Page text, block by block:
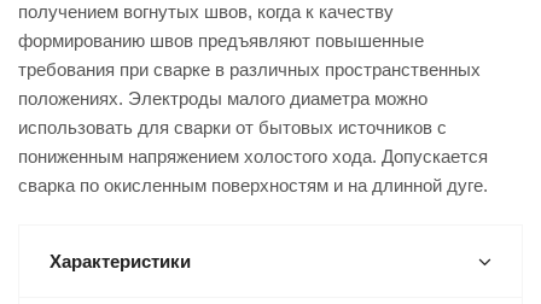
получением вогнутых швов, когда к качеству
формированию швов предъявляют повышенные
требования при сварке в различных пространственных
положениях. Электроды малого диаметра можно
использовать для сварки от бытовых источников с
пониженным напряжением холостого хода. Допускается
сварка по окисленным поверхностям и на длинной дуге.
Характеристики